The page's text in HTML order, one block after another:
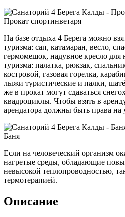
Прокат спортинветаря
На базе отдыха 4 Берега можно
туризма: сап, катамаран, весло,
гермомешок, надувное кресло для
туризма: палатка, рюкзак,
костровой, газовая горелка,
лыжи туристические и палки,
же в прокат могут сдаваться
квадроциклы. Чтобы взять в
арендатора должны быть права на
Баня
Если на человеческий организм
нагретые среды, обладающие
невысокой теплопроводностью,
термотерапией.
Описание